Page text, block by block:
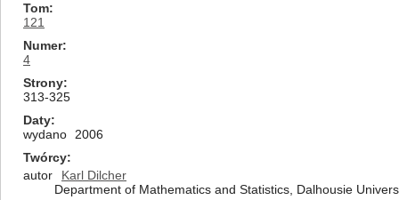
Tom
121
Numer
4
Strony
313-325
Daty
wydano
2006
Twórcy
autor
Karl Dilcher
Department of Mathematics and Statistics, Dalhousie